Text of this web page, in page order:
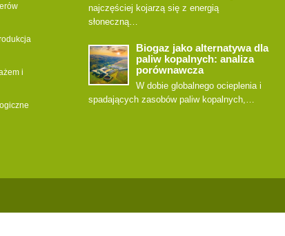
i
najczęściej kojarzą się z energią
słoneczną…
Biogaz jako alternatywa dla
paliw kopalnych: analiza
porównawcza
W dobie globalnego ocieplenia i
spadających zasobów paliw kopalnych,…